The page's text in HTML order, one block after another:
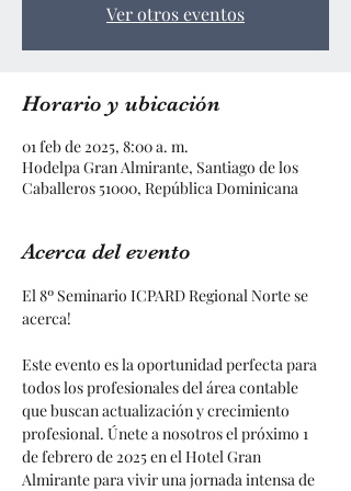
Ver otros eventos
Horario y ubicación
01 feb de 2025, 8:00 a. m.
Hodelpa Gran Almirante, Santiago de los
Caballeros 51000, República Dominicana
Acerca del evento
El 8º Seminario ICPARD Regional Norte se
acerca!
Este evento es la oportunidad perfecta para
todos los profesionales del área contable
que buscan actualización y crecimiento
profesional. Únete a nosotros el próximo 1
de febrero de 2025 en el Hotel Gran
Almirante para vivir una jornada intensa de